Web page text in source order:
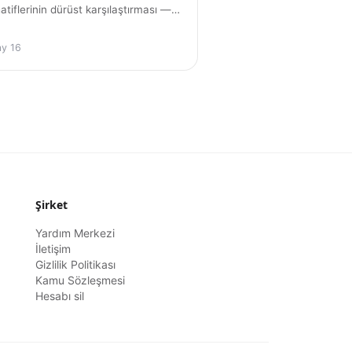
dürüst karşılaştırması —
Özellikler, fiyatlandırma ve
senin akışına uyduğunu
16
Şirket
Yardım Merkezi
İletişim
Gizlilik Politikası
Kamu Sözleşmesi
Hesabı sil